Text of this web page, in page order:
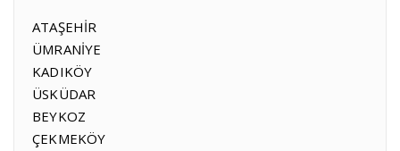
ATAŞEHİR
ÜMRANİYE
KADIKÖY
ÜSKÜDAR
BEYKOZ
ÇEKMEKÖY